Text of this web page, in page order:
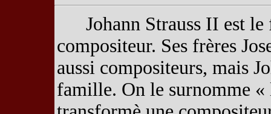
Johann Strauss II est le
compositeur. Ses frères
aussi compositeurs, mais
famille. On le surnomme